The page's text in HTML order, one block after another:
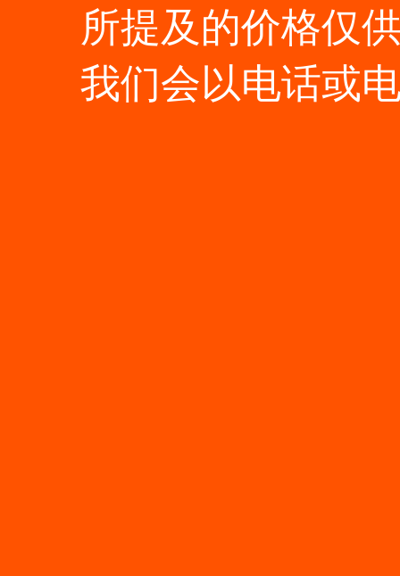
所提及的价格仅
我们会以电话或